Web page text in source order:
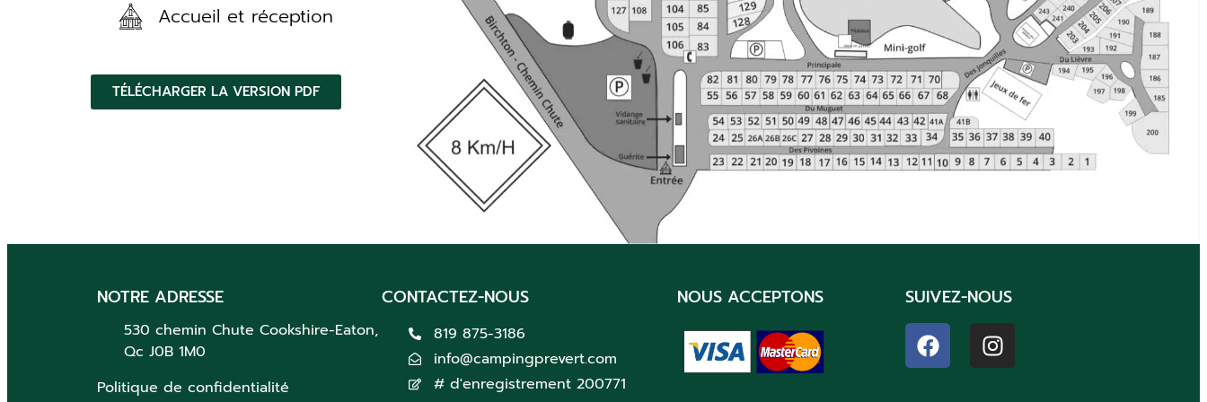
Accueil et réception
TÉLÉCHARGER LA VERSION PDF
NOTRE ADRESSE
530 chemin Chute Cookshire-Eaton,
Qc J0B 1M0
Politique de confidentialité
CONTACTEZ-NOUS
819 875-3186
info@campingprevert.com
# d'enregistrement 200771
NOUS ACCEPTONS SUIVEZ-NOUS